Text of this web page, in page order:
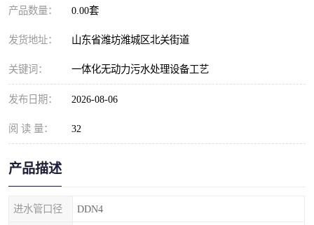
产品数量： 0.00套
发货地址： 山东省潍坊潍城区北关街道
关键词： 一体化无动力污水处理设备工艺
发布日期： 2026-08-06
阅 读 量： 32
产品描述
进水管口径 DDN4
塑料编织袋一体化污水处
理设备
养老院污水处理一体化设
整形医院污水处理设备
酿酒厂一体化污水处理设
备
生活一体化污水处理设备